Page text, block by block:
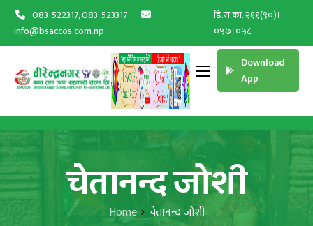
083-522317, 083-523317
info@bsaccos.com.np
डि.स.का. २११(९०)।
०५७।०५८
Download
App
चेतानन्द जोशी
Home चेतानन्द जोशी